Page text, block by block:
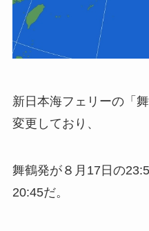
新日本海フェリーの「
変更しており、
舞鶴発が８月17日の
20:45だ。